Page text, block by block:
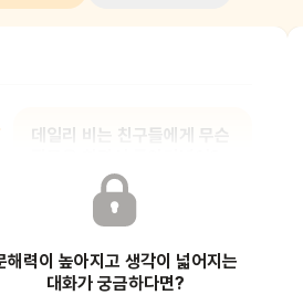
데일리 비는 친구들에게 무슨
엇을 먹어야 하는지, 어디에서 살아야
하는지도요.
해력이 높아지고 생각이 넓어지는
대화가 궁금하다면?